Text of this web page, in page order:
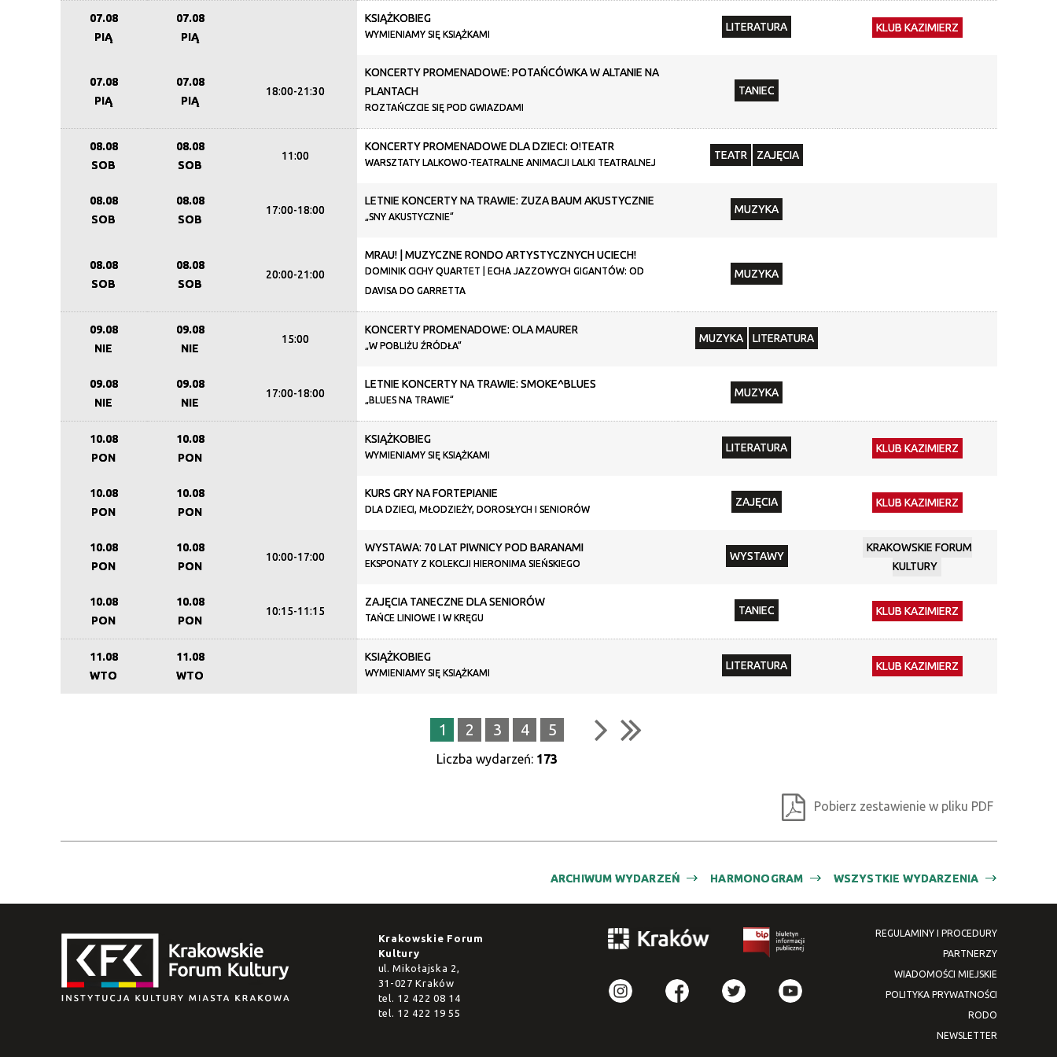
Organizator
07.08
PIĄ
07.08
PIĄ
KSIĄŻKOBIEG
WYMIENIAMY SIĘ KSIĄŻKAMI
LITERATURA KLUB KAZIMIERZ
07.08
PIĄ
07.08
PIĄ
18:00-21:30
KONCERTY PROMENADOWE: POTAŃCÓWKA W ALTANIE NA
PLANTACH
ROZTAŃCZCIE SIĘ POD GWIAZDAMI
TANIEC
08.08
SOB
08.08
SOB
11:00
KONCERTY PROMENADOWE DLA DZIECI: O!TEATR
WARSZTATY LALKOWO-TEATRALNE ANIMACJI LALKI TEATRALNEJ
TEATR ZAJĘCIA
08.08
SOB
08.08
SOB
17:00-18:00
LETNIE KONCERTY NA TRAWIE: ZUZA BAUM AKUSTYCZNIE
„SNY AKUSTYCZNIE”
MUZYKA
08.08
SOB
08.08
SOB
20:00-21:00
MRAU! | MUZYCZNE RONDO ARTYSTYCZNYCH UCIECH!
DOMINIK CICHY QUARTET | ECHA JAZZOWYCH GIGANTÓW: OD
DAVISA DO GARRETTA
MUZYKA
09.08
NIE
09.08
NIE
15:00
KONCERTY PROMENADOWE: OLA MAURER
„W POBLIŻU ŹRÓDŁA”
MUZYKA LITERATURA
09.08
NIE
09.08
NIE
17:00-18:00
LETNIE KONCERTY NA TRAWIE: SMOKE^BLUES
„BLUES NA TRAWIE”
MUZYKA
10.08
PON
10.08
PON
KSIĄŻKOBIEG
WYMIENIAMY SIĘ KSIĄŻKAMI
LITERATURA KLUB KAZIMIERZ
10.08
PON
10.08
PON
KURS GRY NA FORTEPIANIE
DLA DZIECI, MŁODZIEŻY, DOROSŁYCH I SENIORÓW
ZAJĘCIA KLUB KAZIMIERZ
10.08
PON
10.08
PON
10:00-17:00
WYSTAWA: 70 LAT PIWNICY POD BARANAMI
EKSPONATY Z KOLEKCJI HIERONIMA SIEŃSKIEGO
WYSTAWY
KRAKOWSKIE FORUM
KULTURY
10.08
PON
10.08
PON
10:15-11:15
ZAJĘCIA TANECZNE DLA SENIORÓW
TAŃCE LINIOWE I W KRĘGU
TANIEC KLUB KAZIMIERZ
11.08
WTO
11.08
WTO
KSIĄŻKOBIEG
WYMIENIAMY SIĘ KSIĄŻKAMI
LITERATURA KLUB KAZIMIERZ
1 2 3 4 5
Liczba wydarzeń: 173
Pobierz zestawienie w pliku PDF
WSZYSTKIE WYDARZENIA
HARMONOGRAM
ARCHIWUM WYDARZEŃ
Krakowskie Forum
Kultury
ul. Mikołajska 2,
31-027 Kraków
tel. 12 422 08 14
tel. 12 422 19 55
REGULAMINY I PROCEDURY
PARTNERZY
WIADOMOŚCI MIEJSKIE
POLITYKA PRYWATNOŚCI
RODO
NEWSLETTER